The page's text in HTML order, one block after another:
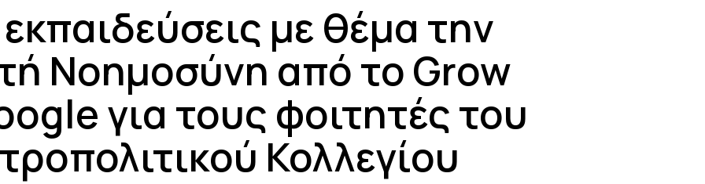
με θέμα την
Νοημοσύνη από το Grow
για τους φοιτητές του
Κολλεγίου